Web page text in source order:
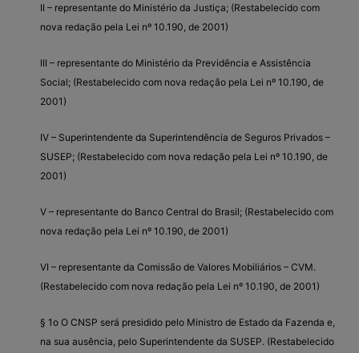
II – representante do Ministério da Justiça; (Restabelecido com
nova redação pela Lei nº 10.190, de 2001)
III – representante do Ministério da Previdência e Assistência
Social; (Restabelecido com nova redação pela Lei nº 10.190, de
2001)
IV – Superintendente da Superintendência de Seguros Privados –
SUSEP; (Restabelecido com nova redação pela Lei nº 10.190, de
2001)
V – representante do Banco Central do Brasil; (Restabelecido com
nova redação pela Lei nº 10.190, de 2001)
VI – representante da Comissão de Valores Mobiliários – CVM.
(Restabelecido com nova redação pela Lei nº 10.190, de 2001)
§ 1o O CNSP será presidido pelo Ministro de Estado da Fazenda e,
na sua ausência, pelo Superintendente da SUSEP. (Restabelecido